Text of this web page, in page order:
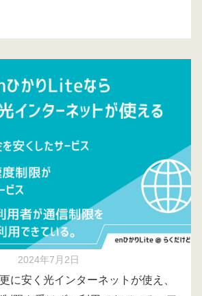
2024年7月2日
に安く光インターネットが使え、